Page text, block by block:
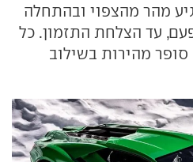
מהר מהצפוי ובהתחלה
עד הצלחת התזמון. כל
מהירות בשילוב